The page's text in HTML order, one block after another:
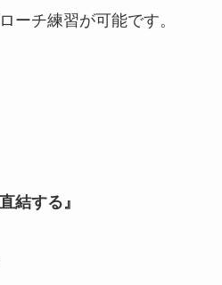
ーチ練習が可能です。
結する』